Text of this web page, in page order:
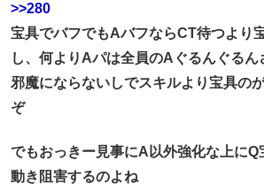
>>280
宝具でバフでもAバフならCT待つより
し、何よりAパは全員のAぐるんぐるん
邪魔にならないしでスキルより宝具の
ぞ
でもおっきー見事にA以外強化な上にQ
動き阻害するのよね